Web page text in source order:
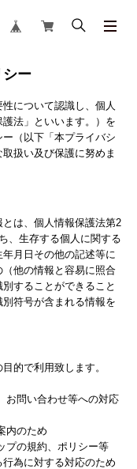
シー
について認識し、個人
法」といいます。）を
（以下「本プライバシ
扱い及び保護に努めま
は、個人情報保護法第2
、生存する個人に関する
月日その他の記述等に
他の情報と容易に照合
することができること
符号が含まれる情報を
的で利用致します。
お問い合わせ等への対応
内のため
プの規約、ポリシー等
行為に対する対応のため